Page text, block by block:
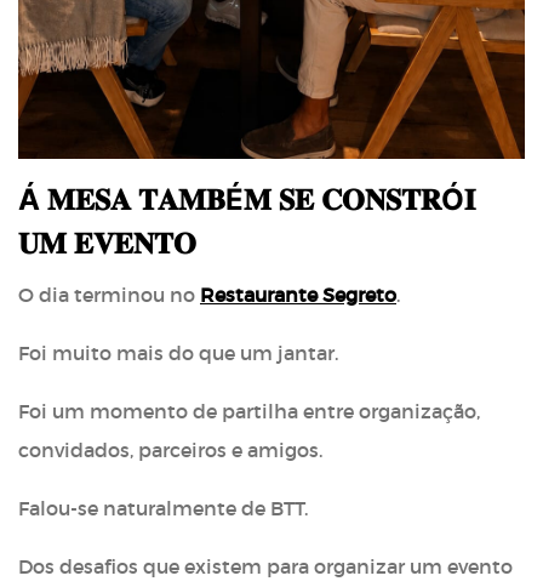
Á 𝐌𝐄𝐒𝐀 𝐓𝐀𝐌𝐁É𝐌 𝐒𝐄 𝐂𝐎𝐍𝐒𝐓𝐑Ó𝐈
𝐔𝐌 𝐄𝐕𝐄𝐍𝐓𝐎
O dia terminou no Restaurante Segreto.
Foi muito mais do que um jantar.
Foi um momento de partilha entre organização,
convidados, parceiros e amigos.
Falou-se naturalmente de BTT.
Dos desafios que existem para organizar um evento